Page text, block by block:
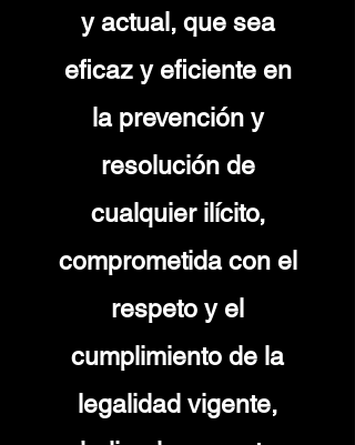
y actual, que sea
eficaz y eficiente en
la prevención y
resolución de
cualquier ilícito,
comprometida con el
respeto y el
cumplimiento de la
legalidad vigente,